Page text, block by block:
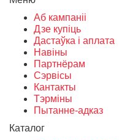
Аб кампаніі
Дзе купіць
Дастаўка і аплата
Навіны
Партнёрам
Сэрвісы
Кантакты
Тэрміны
Пытанне-адказ
Каталог